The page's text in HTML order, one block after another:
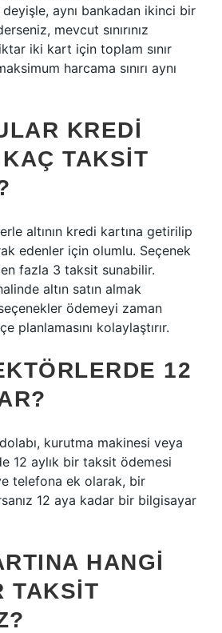
aynı bankadan ikinci bir
mevcut sınırınız
iki kart için toplam sınır
harcama sınırı aynı
KREDI
TAKSIT
altının kredi kartına getirilip
edenler için olumlu. Seçenek
fazla 3 taksit sunabilir.
altın satın almak
ödemeyi zaman
planlamasını kolaylaştırır.
12
kurutma makinesi veya
12 aylık bir taksit ödemesi
telefona ek olarak, bir
12 aya kadar bir bilgisayar
HANGI
TAKSIT